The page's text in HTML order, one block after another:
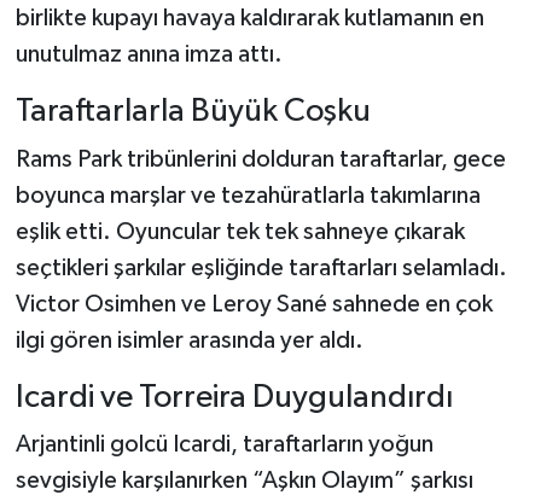
birlikte kupayı havaya kaldırarak kutlamanın en
unutulmaz anına imza attı.
Taraftarlarla Büyük Coşku
Rams Park tribünlerini dolduran taraftarlar, gece
boyunca marşlar ve tezahüratlarla takımlarına
eşlik etti. Oyuncular tek tek sahneye çıkarak
seçtikleri şarkılar eşliğinde taraftarları selamladı.
Victor Osimhen ve Leroy Sané sahnede en çok
ilgi gören isimler arasında yer aldı.
Icardi ve Torreira Duygulandırdı
Arjantinli golcü Icardi, taraftarların yoğun
sevgisiyle karşılanırken “Aşkın Olayım” şarkısı